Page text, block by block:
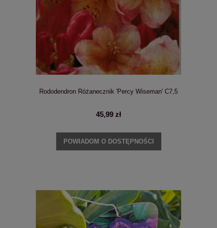
Rododendron Różanecznik 'Percy Wiseman' C7,5
45,99 zł
POWIADOM O DOSTĘPNOŚCI